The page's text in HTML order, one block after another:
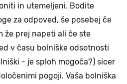
in utemeljeni. Bodite
za odpoved, še posebej če
že prej napeti ali če ste
v času bolniške odsotnosti
- je sploh mogoča?) sicer
pogoji. Vaša bolniška